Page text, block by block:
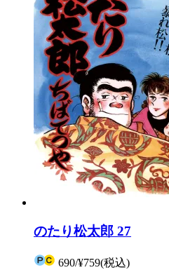
のたり松太郎 27
690/¥759(税込)